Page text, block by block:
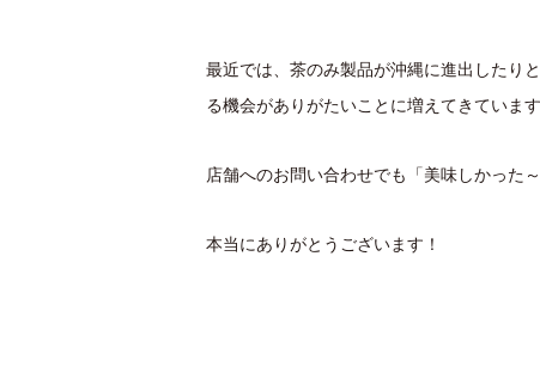
最近では、茶のみ製品が沖縄に進出したり
る機会がありがたいことに増えてきています
店舗へのお問い合わせでも「美味しかった
本当にありがとうございます！